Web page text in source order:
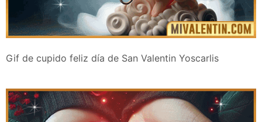
Gif de cupido feliz día de San Valentin Yoscarlis